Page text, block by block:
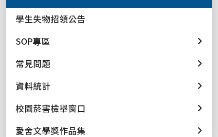
學生失物招領公告
SOP專區
常見問題
資料統計
校園菸害檢舉窗口
愛舍文學獎作品集